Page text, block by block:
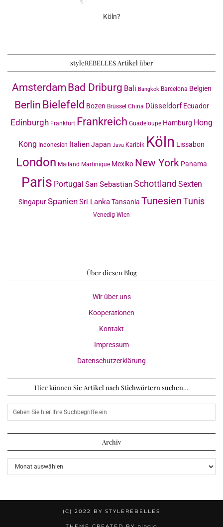
Köln?
styleREBELLES Artikel über
Amsterdam Bad Driburg Bali Bangkok Barcelona Belgien
Berlin Bielefeld Bozen Brüssel China Düsseldorf Ecuador
Edinburgh Frankfurt Frankreich Guadeloupe Hamburg Hong
Kong Indonesien ItalienJapan Java Karibik Köln Lissabon
London Mailand Martinique Mexiko New York Panama
Paris Portugal San SebastianSchottland Sexten
SingapurSpanienSri LankaTansania TunesienTunis
Venedig Wien
Über diesen Blog
Wir über uns
Kooperationen
Kontakt
Impressum
Datenschutzerklärung
Hier können Sie Artikel nach Stichwörtern suchen…
Archiv
Archiv
(C) 2022 BY STYLEREBELLES